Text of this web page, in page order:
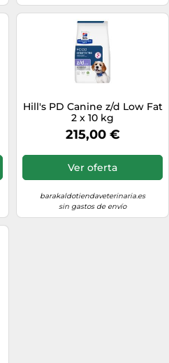
Hill's PD Canine z/d Low Fat
2 x 10 kg
215,00 €
Ver oferta
barakaldotiendaveterinaria.es
sin gastos de envío